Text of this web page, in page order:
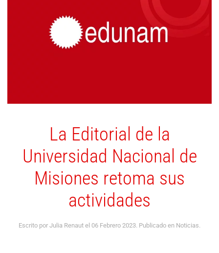
La Editorial de la
Universidad Nacional de
Misiones retoma sus
actividades
Escrito por Julia Renaut el 06 Febrero 2023. Publicado en Noticias.